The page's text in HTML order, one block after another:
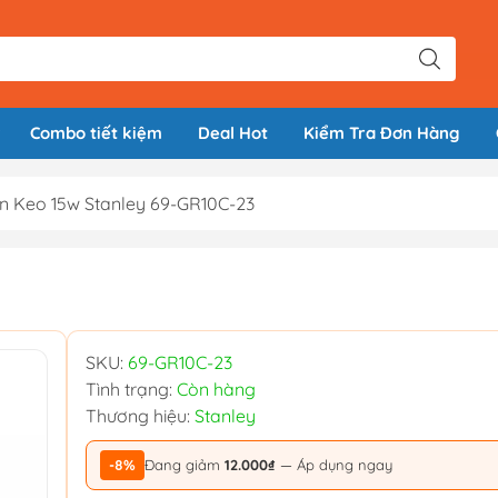
Combo tiết kiệm Deal Hot Kiểm Tra Đơn Hàng
Keo 15w Stanley 69-GR10C-23
SKU: 69-GR10C-23
Tình trạng: Còn hàng
Thương hiệu: Stanley
-8% Đang giảm 12.000₫ — Áp dụng ngay